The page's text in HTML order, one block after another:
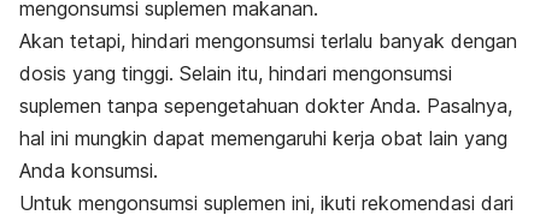
mengonsumsi suplemen makanan.
Akan tetapi, hindari mengonsumsi terlalu banyak dengan
dosis yang tinggi. Selain itu, hindari mengonsumsi
suplemen tanpa sepengetahuan dokter Anda. Pasalnya,
hal ini mungkin dapat memengaruhi kerja obat lain yang
Anda konsumsi.
Untuk mengonsumsi suplemen ini, ikuti rekomendasi dari